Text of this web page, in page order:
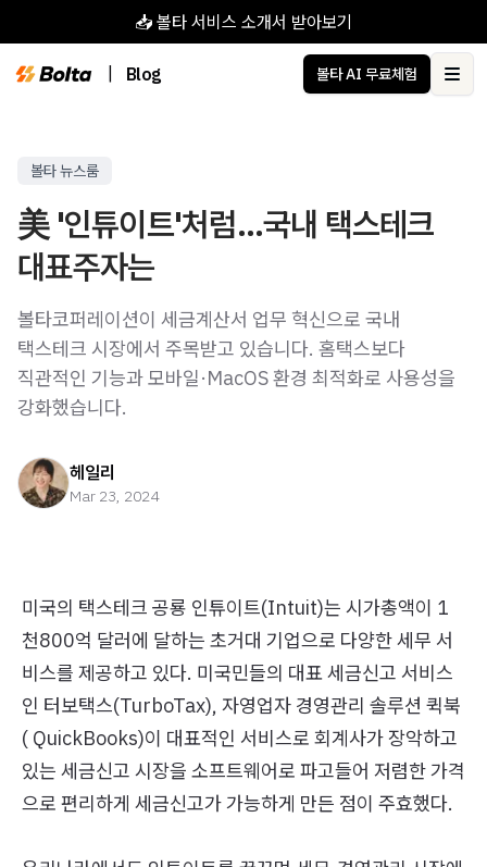
📥 볼타 서비스 소개서 받아보기
Blog 볼타 AI 무료체험
볼타 뉴스룸
美 '인튜이트'처럼…국내 택스테크
대표주자는
볼타코퍼레이션이 세금계산서 업무 혁신으로 국내
택스테크 시장에서 주목받고 있습니다. 홈택스보다
직관적인 기능과 모바일·MacOS 환경 최적화로 사용성을
강화했습니다.
헤일리
Mar 23, 2024
미국의 택스테크 공룡 인튜이트(Intuit)는 시가총액이 1
천800억 달러에 달하는 초거대 기업으로 다양한 세무 서
비스를 제공하고 있다. 미국민들의 대표 세금신고 서비스
인 터보택스(TurboTax), 자영업자 경영관리 솔루션 퀵북
( QuickBooks)이 대표적인 서비스로 회계사가 장악하고
있는 세금신고 시장을 소프트웨어로 파고들어 저렴한 가격
으로 편리하게 세금신고가 가능하게 만든 점이 주효했다.